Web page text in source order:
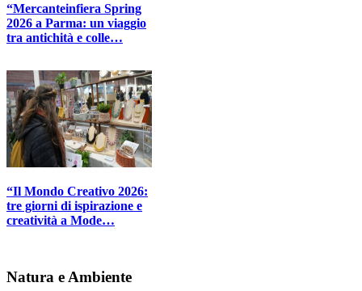
“Mercanteinfiera Spring
2026 a Parma: un viaggio
tra antichità e colle…
“Il Mondo Creativo 2026:
tre giorni di ispirazione e
creatività a Mode…
Natura e Ambiente